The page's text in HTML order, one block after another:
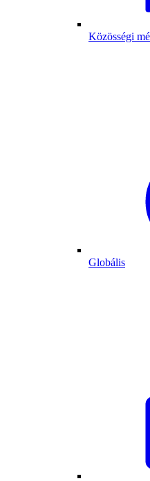
Közösségi
Globális